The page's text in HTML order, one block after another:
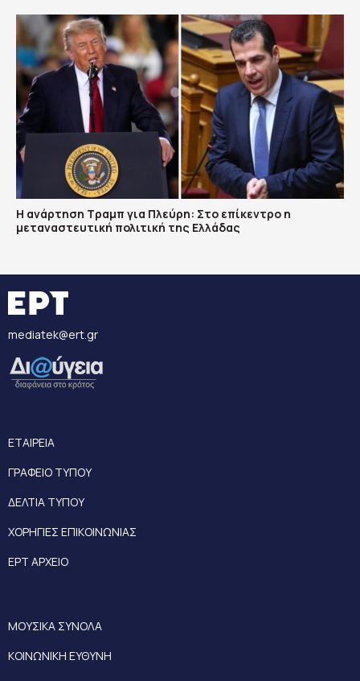
Η ανάρτηση Τραμπ για Πλεύρη: Στο επίκεντρο η
μεταναστευτική πολιτική της Ελλάδας
mediatek@ert.gr
ΕΤΑΙΡΕΙΑ
ΓΡΑΦΕΙΟ ΤΥΠΟΥ
ΔΕΛΤΙΑ ΤΥΠΟΥ
ΧΟΡΗΓΙΕΣ ΕΠΙΚΟΙΝΩΝΙΑΣ
ΕΡΤ ΑΡΧΕΙΟ
ΜΟΥΣΙΚΑ ΣΥΝΟΛΑ
ΚΟΙΝΩΝΙΚΗ ΕΥΘΥΝΗ